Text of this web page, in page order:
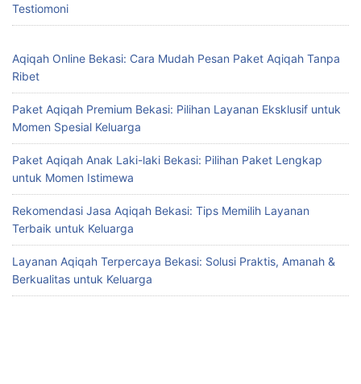
Testiomoni
Aqiqah Online Bekasi: Cara Mudah Pesan Paket Aqiqah Tanpa
Ribet
Paket Aqiqah Premium Bekasi: Pilihan Layanan Eksklusif untuk
Momen Spesial Keluarga
Paket Aqiqah Anak Laki-laki Bekasi: Pilihan Paket Lengkap
untuk Momen Istimewa
Rekomendasi Jasa Aqiqah Bekasi: Tips Memilih Layanan
Terbaik untuk Keluarga
Layanan Aqiqah Terpercaya Bekasi: Solusi Praktis, Amanah &
Berkualitas untuk Keluarga